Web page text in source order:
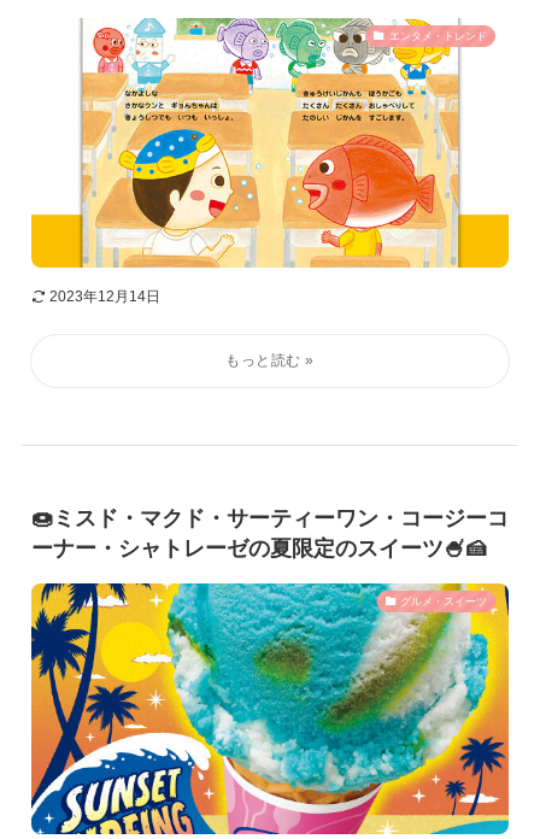
エンタメ・トレンド
2023年12月14日
🍩ミスド・マクド・サーティーワン・コージーコ
ーナー・シャトレーゼの夏限定のスイーツ🍧🍰
グルメ・スイーツ